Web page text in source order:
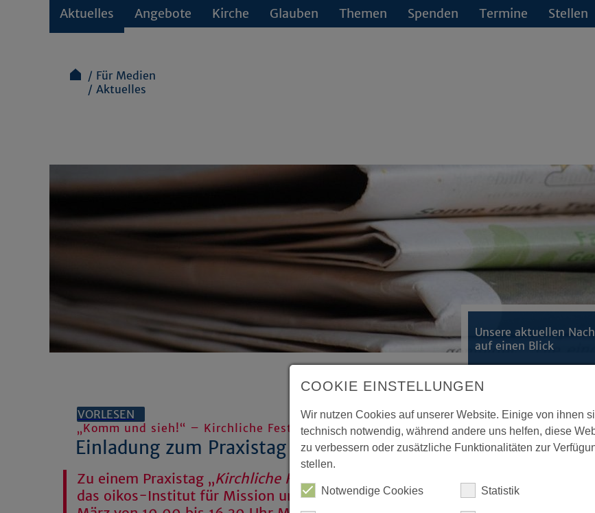
Aktuelles Angebote Kirche Glauben Themen Spenden Termine Stellen
Für Medien
Aktuelles
Unsere aktuellen
auf einen Blick
VORLESEN
„Komm und sieh!“ – Kirchliche Feste mit allen Sinnen erleben
Einladung zum Praxistag Offene Kirchen
Zu einem Praxistag „Kirchliche Feste mit allen Sinnen erleben
das oikos-Institut für Mission und Ökumene am Samstag, den 29.
COOKIE EINSTELLUNGEN
Wir nutzen Cookies auf unserer Website. Einige von ihnen
technisch notwendig, während andere uns helfen, diese
zu verbessern oder zusätzliche Funktionalitäten zur
stellen.
Notwendige Cookies Statistik